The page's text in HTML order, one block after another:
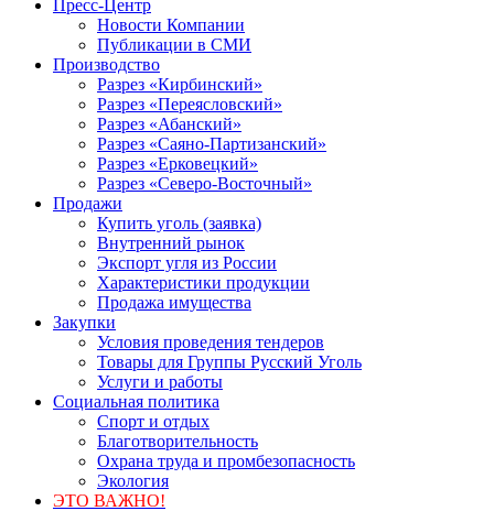
Пресс-Центр
Новости Компании
Публикации в СМИ
Производство
Разрез «Кирбинский»
Разрез «Переясловский»
Разрез «Абанский»
Разрез «Саяно-Партизанский»
Разрез «Ерковецкий»
Разрез «Северо-Восточный»
Продажи
Купить уголь (заявка)
Внутренний рынок
Экспорт угля из России
Характеристики продукции
Продажа имущества
Закупки
Условия проведения тендеров
Товары для Группы Русский Уголь
Услуги и работы
Социальная политика
Спорт и отдых
Благотворительность
Охрана труда и промбезопасность
Экология
ЭТО ВАЖНО!